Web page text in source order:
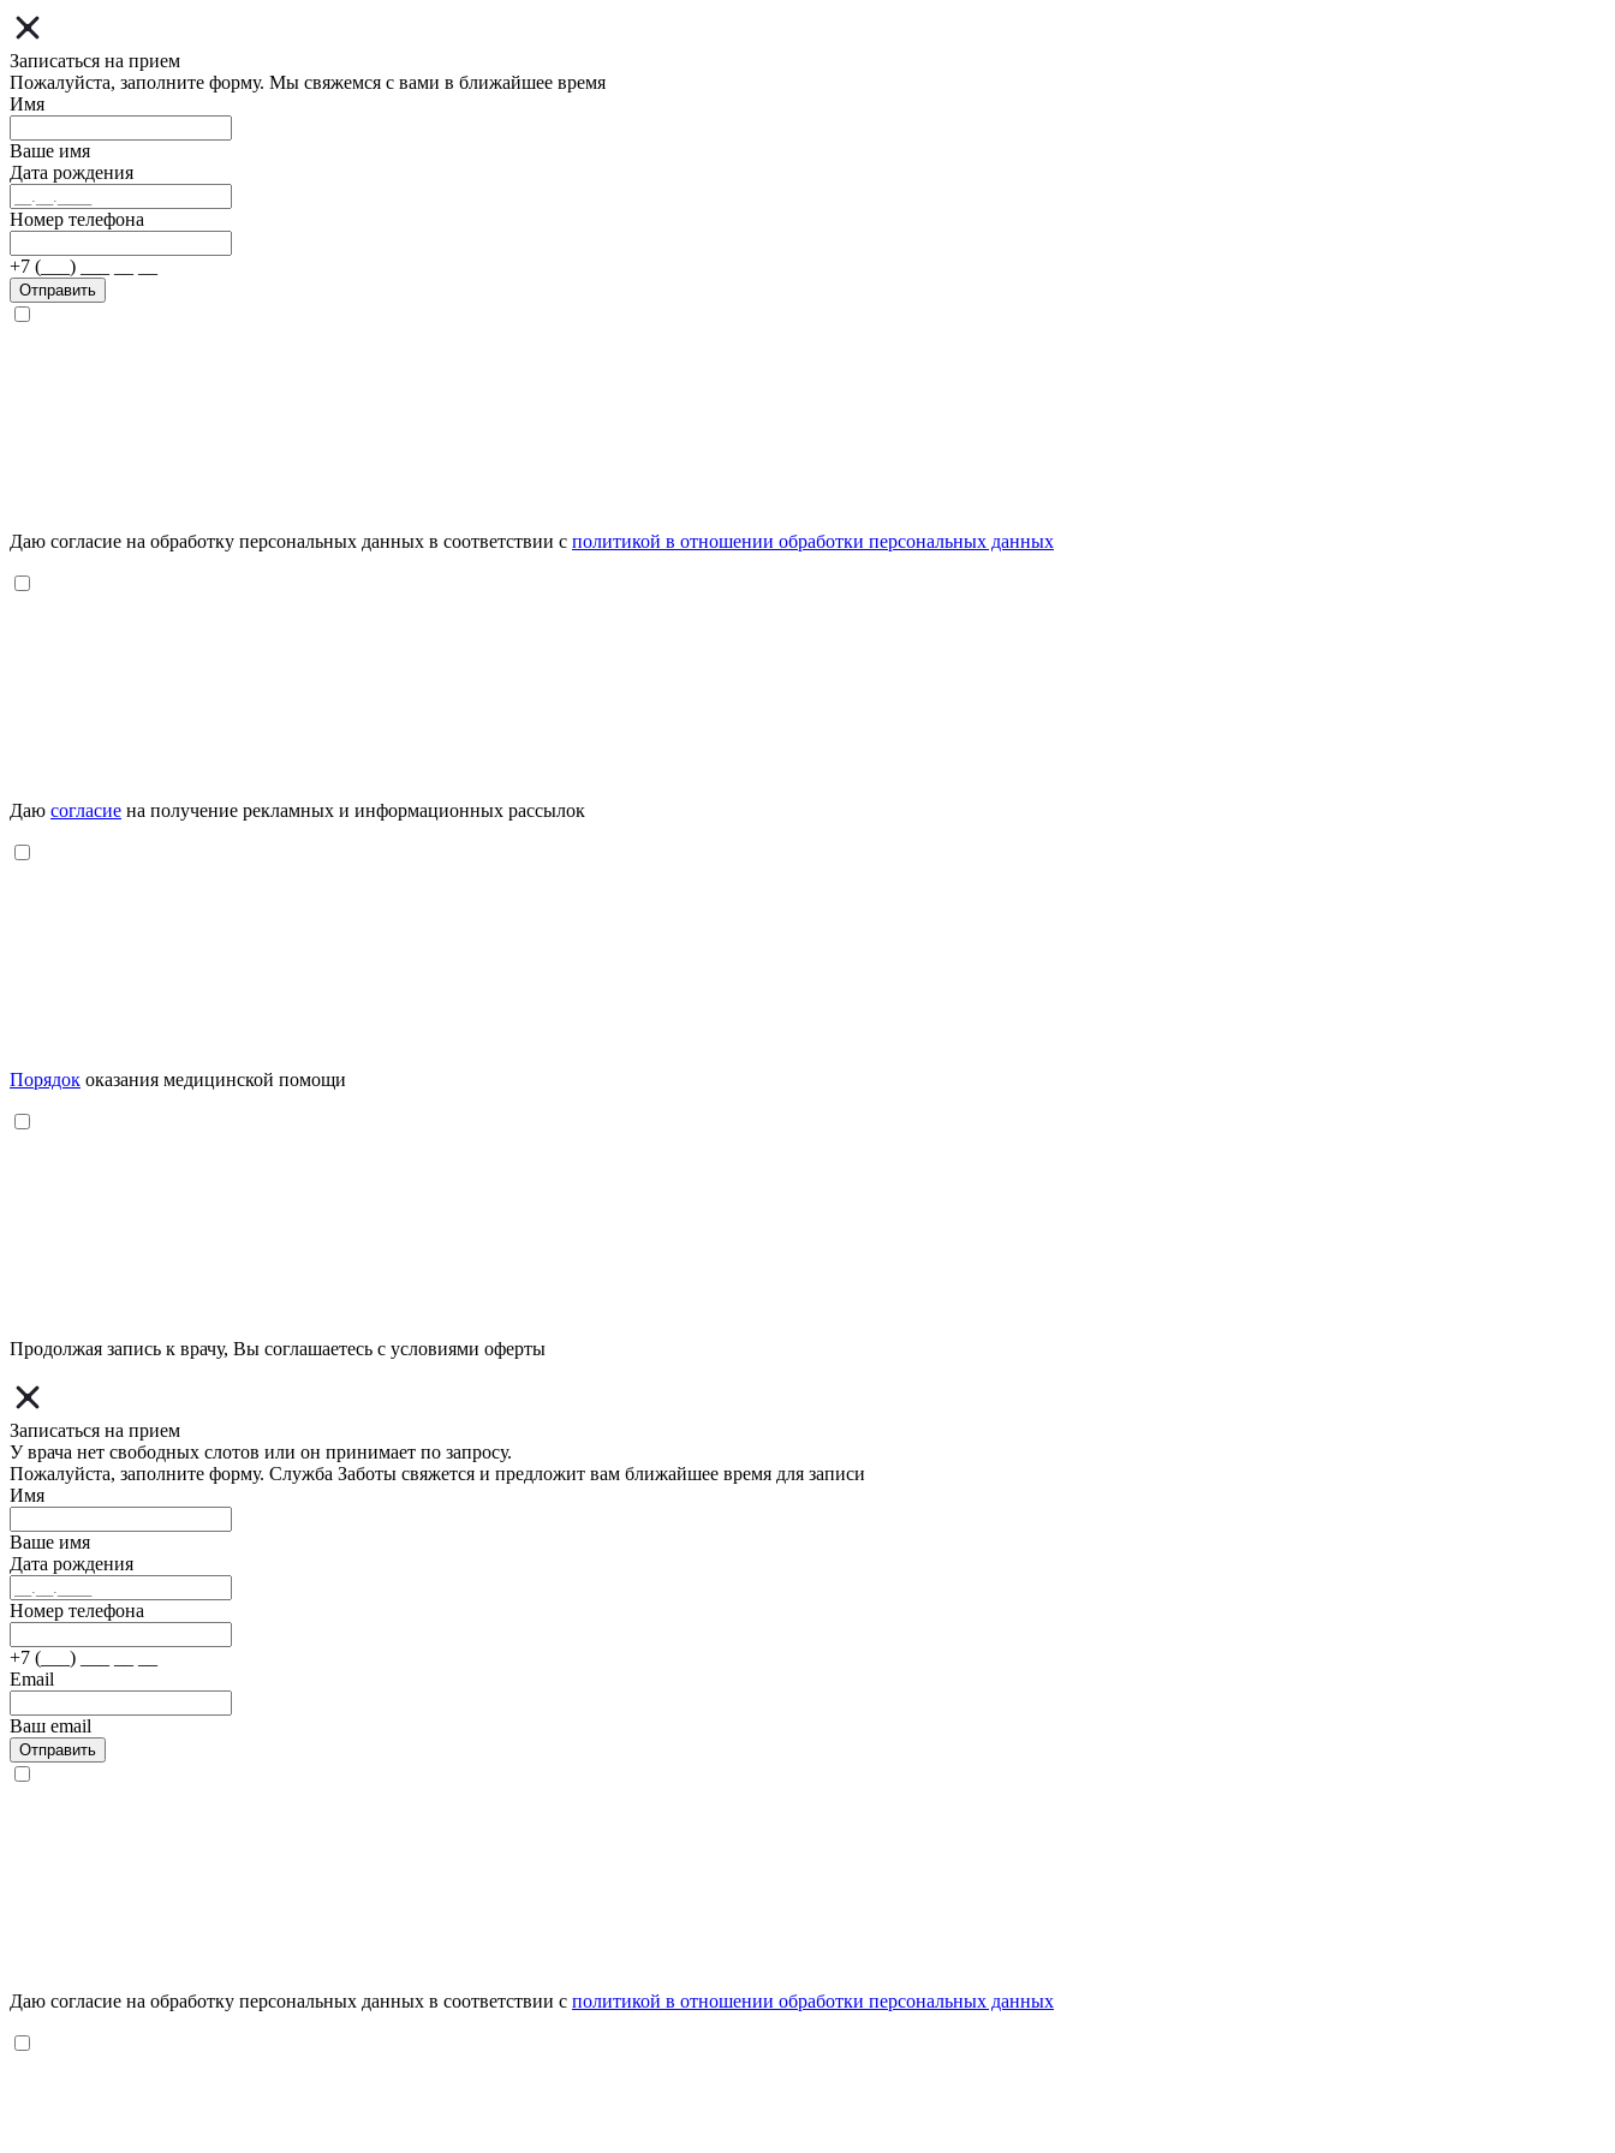
Записаться на прием
Пожалуйста, заполните форму. Мы свяжемся с вами в ближайшее время
Имя
Ваше имя
Дата рождения
Номер телефона
+7 (___) ___ __ __
Отправить
Даю согласие на обработку персональных данных в соответствии с политикой в отношении обработки персональных данных
Даю согласие на получение рекламных и информационных рассылок
Порядок оказания медицинской помощи
Продолжая запись к врачу, Вы соглашаетесь с условиями оферты
Записаться на прием
У врача нет свободных слотов или он принимает по запросу.
Пожалуйста, заполните форму. Служба Заботы свяжется и предложит вам ближайшее время для записи
Имя
Ваше имя
Дата рождения
Номер телефона
+7 (___) ___ __ __
Email
Ваш email
Отправить
Даю согласие на обработку персональных данных в соответствии с политикой в отношении обработки персональных данных